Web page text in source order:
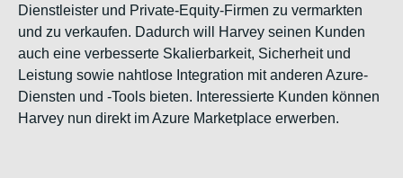
Dienstleister und Private-Equity-Firmen zu vermarkten
und zu verkaufen. Dadurch will Harvey seinen Kunden
auch eine verbesserte Skalierbarkeit, Sicherheit und
Leistung sowie nahtlose Integration mit anderen Azure-
Diensten und -Tools bieten. Interessierte Kunden können
Harvey nun direkt im Azure Marketplace erwerben.